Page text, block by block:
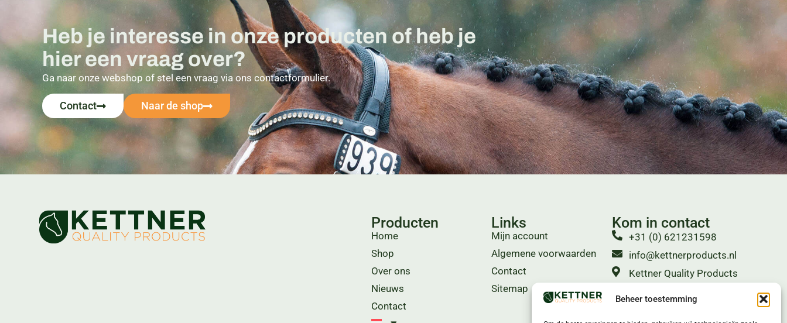
Beheer toestemming
Heb je interesse in onze producten of heb je
hier een vraag over?
Ga naar onze webshop of stel een vraag via ons contactformulier.
Contact Naar de shop
Producten
Home
Shop
Over ons
Nieuws
Contact
Links
Mijn account
Algemene voorwaarden
Contact
Sitemap
Kom in contact
+31 (0) 621231598
info@kettnerproducts.nl
Kettner Quality Products
5095 BK Hooge Mierde